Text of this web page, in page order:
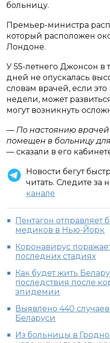
больницу.
Премьер-министра
который расположен
Лондоне.
У 55-летнего Джонсон в
дней не опускалась
словам врачей, если
недели, может
могут возникнуть
— По настоянию
помещен в больницу
— сказали в его
Новости бегут
читать. Следите
канале
Пентагон отправляет
медиков в Нью-Йорк
Коронавирус
последних стадиях
Как будет жить
последствия после
эпидемии
Выявлено 440
Беларуси
Из больницы в